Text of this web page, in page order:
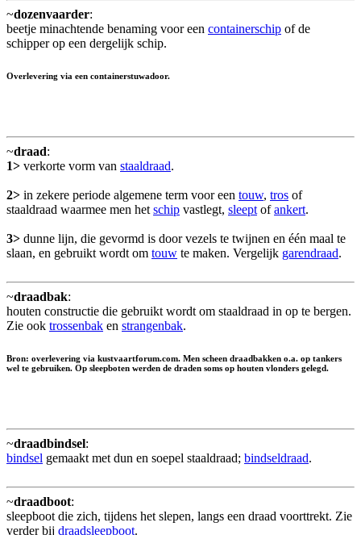
~dozenvaarder:
beetje minachtende benaming voor een containerschip of de
schipper op een dergelijk schip.
Overlevering via een containerstuwadoor.
~draad:
1> verkorte vorm van staaldraad.
2> in zekere periode algemene term voor een touw, tros of
staaldraad waarmee men het schip vastlegt, sleept ofankert.
3> dunne lijn, die gevormd is door vezels te twijnen en één maal te
slaan, en gebruikt wordt om touw te maken. Vergelijk garendraad.
~draadbak:
houten constructie die gebruikt wordt om staaldraad in op te bergen.
Zie ook trossenbak en strangenbak.
Bron: overlevering via kustvaartforum.com. Men scheen draadbakken o.a. op tankers
wel te gebruiken. Op sleepboten werden de draden soms op houten vlonders gelegd.
~draadbindsel:
bindsel gemaakt met dun en soepel staaldraad; bindseldraad.
~draadboot:
sleepboot die zich, tijdens het slepen, langs een draad voorttrekt. Zie
verder bij draadsleepboot.